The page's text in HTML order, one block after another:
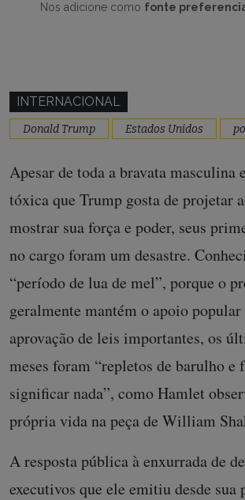
Nos adicione como fonte
INTERNACIONAL
Donald Trump Estados Unidos
Apesar de toda a bravata masculina
tóxica que Trump gosta de projetar
mostrar sua força e poder, seus
no cargo foram um desastre.
“período de lua de mel”, porque o
geralmente mantém o apoio
aprovação de leis importantes, os
meses foram “repletos de barulho e
significar nada”, como Hamlet
própria vida na peça de William
A resposta pública à enxurrada de
executivos que ele emitiu desde sua